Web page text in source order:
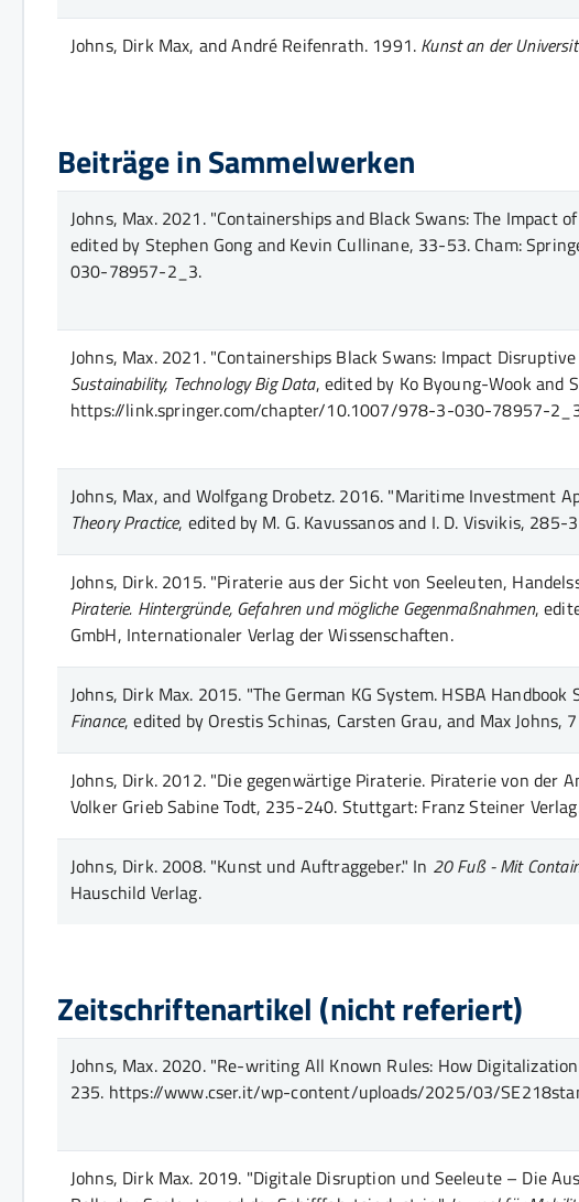
Johns, Dirk Max, and André Reifenrath. 1991. Kunst an der
Beiträge in Sammelwerken
Johns, Max.2021."Containerships and Black Swans: The Impact
edited by Stephen Gong and Kevin Cullinane, 33-53. Cham:
030-78957-2_3.
Johns, Max.2021."Containerships Black Swans: Impact
Sustainability, Technology Big Data, edited by Ko Byoung-Wook and
https://link.springer.com/chapter/10.1007/978-3-030-78957-
Johns, Max, and Wolfgang Drobetz. 2016. "Maritime Investment
Theory Practice, edited by M. G. Kavussanos and I. D. Visvikis, 285-
Johns, Dirk.2015."Piraterie aus der Sicht von Seeleuten,
Piraterie. Hintergründe, Gefahren und mögliche Gegenmaßnahmen,
GmbH, Internationaler Verlag der Wissenschaften.
Johns, Dirk Max. 2015. "The German KG System. HSBA Handbook
Finance, edited by Orestis Schinas, Carsten Grau, and Max Johns,
Johns, Dirk.2012."Die gegenwärtige Piraterie. Piraterie von der
Volker Grieb Sabine Todt, 235-240. Stuttgart: Franz Steiner Verlag
Johns, Dirk.2008."Kunst und Auftraggeber." In 20 Fuß - Mit
Hauschild Verlag.
Zeitschriftenartikel (nicht referiert)
Johns, Max.2020."Re-writing All Known Rules: How
235. https://www.cser.it/wp-content/uploads/2025/03/
Johns, Dirk Max. 2019. "Digitale Disruption und Seeleute – Die